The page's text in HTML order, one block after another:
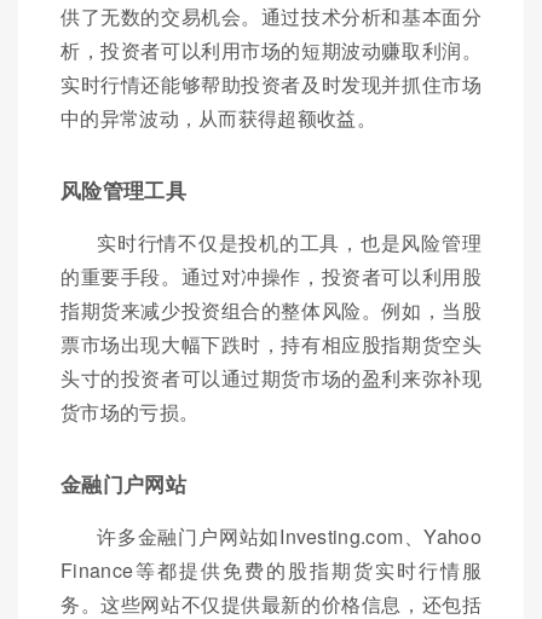
供了无数的交易机会。通过技术分析和基本面分
析，投资者可以利用市场的短期波动赚取利润。
实时行情还能够帮助投资者及时发现并抓住市场
中的异常波动，从而获得超额收益。
风险管理工具
实时行情不仅是投机的工具，也是风险管理
的重要手段。通过对冲操作，投资者可以利用股
指期货来减少投资组合的整体风险。例如，当股
票市场出现大幅下跌时，持有相应股指期货空头
头寸的投资者可以通过期货市场的盈利来弥补现
货市场的亏损。
金融门户网站
许多金融门户网站如Investing.com、Yahoo
Finance等都提供免费的股指期货实时行情服
务。这些网站不仅提供最新的价格信息，还包括